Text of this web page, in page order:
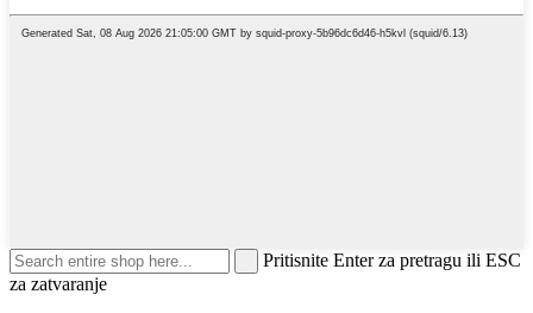
Pritisnite Enter za pretragu ili ESC
za zatvaranje